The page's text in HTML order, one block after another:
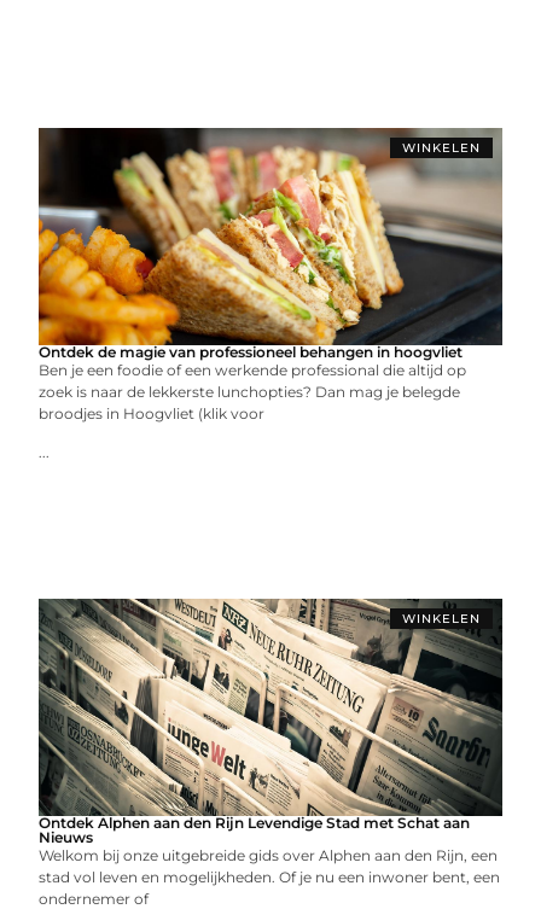
WINKELEN
Ontdek de magie van professioneel behangen in hoogvliet
Ben je een foodie of een werkende professional die altijd op
zoek is naar de lekkerste lunchopties? Dan mag je belegde
broodjes in Hoogvliet (klik voor
...
WINKELEN
Ontdek Alphen aan den Rijn Levendige Stad met Schat aan
Nieuws
Welkom bij onze uitgebreide gids over Alphen aan den Rijn, een
stad vol leven en mogelijkheden. Of je nu een inwoner bent, een
ondernemer of